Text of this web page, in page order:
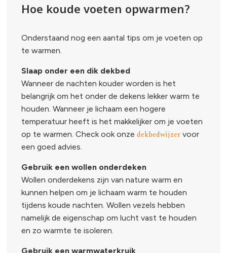
Hoe koude voeten opwarmen?
Onderstaand nog een aantal tips om je voeten op
te warmen.
Slaap onder een dik dekbed
Wanneer de nachten kouder worden is het
belangrijk om het onder de dekens lekker warm te
houden. Wanneer je lichaam een hogere
temperatuur heeft is het makkelijker om je voeten
op te warmen. Check ook onze dekbedwijzervoor
een goed advies.
Gebruik een wollen onderdeken
Wollen onderdekens zijn van nature warm en
kunnen helpen om je lichaam warm te houden
tijdens koude nachten. Wollen vezels hebben
namelijk de eigenschap om lucht vast te houden
en zo warmte te isoleren.
Gebruik een warmwaterkruik